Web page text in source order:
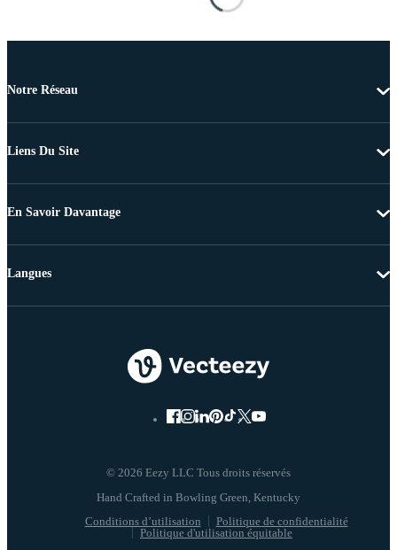
Notre Réseau
Liens Du Site
En Savoir Davantage
© 2026 Eezy LLC Tous droits réservés
Conditions d’utilisation
Politique de confidentialité
Politique d'utilisation équitable
Langues